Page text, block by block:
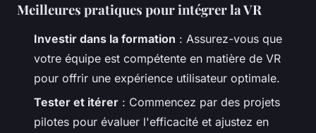
Meilleures pratiques pour intégrer la VR
Investir dans la formation : Assurez-vous que
votre équipe est compétente en matière de VR
pour offrir une expérience utilisateur optimale.
Tester et itérer : Commencez par des projets
pilotes pour évaluer l'efficacité et ajustez en